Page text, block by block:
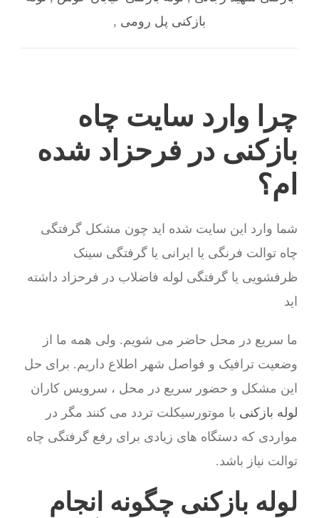
بازکنی پل رومی ,
چرا وارد سایت چاه
بازکنی در فرحزاد شده
ام؟
شما وارد این سایت شده اید چون مشکل گرفتگی
چاه توالت فرنگی یا ایرانی یا گرفتگی سینک
ظرفشویی یا گرفتگی لوله فاضلاب در فرحزاد داشته
اید
ما سریع در محل حاضر می شویم. ولی همه ما از
وضعیت ترافیک و فواصل شهر اطلاع داریم. برای حل
این مشکل و حضور سریع در محل ، سرویس کاران
لوله بازکنی با موتورسیکلت تردد می کنند مگر در
مواردی که دستگاه های زیادی برای رفع گرفتگی چاه
توالت نیاز باشد.
لوله بازکنی چگونه انجام